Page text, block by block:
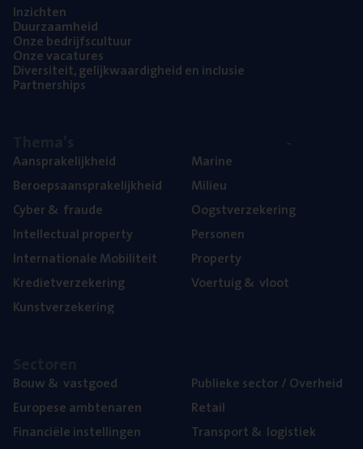
Inzich­ten
Duur­zaam­heid
Onze bedrijfs­cul­tuur
Onze vaca­tu­res
Diver­si­teit, gelijk­waar­dig­heid en inclusie
Part­ner­ships
Aan­spra­ke­lijk­heid
Beroeps­aan­spra­ke­lijk­heid
Cyber& fraude
Intel­lec­tu­al property
Inter­na­ti­o­na­le Mobiliteit
Kre­diet­ver­ze­ke­ring
Kunst­ver­ze­ke­ring
Mari­ne
Mili­eu
Oogst­ver­ze­ke­ring
Per­so­nen
Pro­per­ty
Voer­tuig& vloot
Bouw& vastgoed
Euro­pe­se ambtenaren
Finan­ci­ë­le instellingen
Publie­ke sec­tor / Overheid
Retail
Trans­port& logistiek